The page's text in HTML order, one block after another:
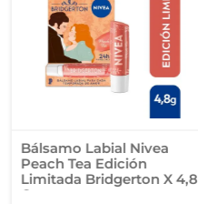
Bálsamo Labial Nivea
Peach Tea Edición
Limitada Bridgerton X 4,8
Grs